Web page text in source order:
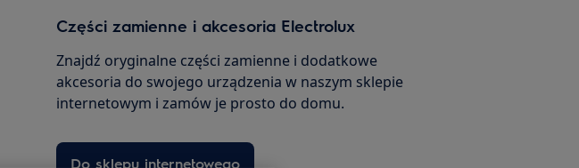
Części zamienne i akcesoria Electrolux
Znajdź oryginalne części zamienne i dodatkowe
akcesoria do swojego urządzenia w naszym sklepie
internetowym i zamów je prosto do domu.
Do sklepu internetowego